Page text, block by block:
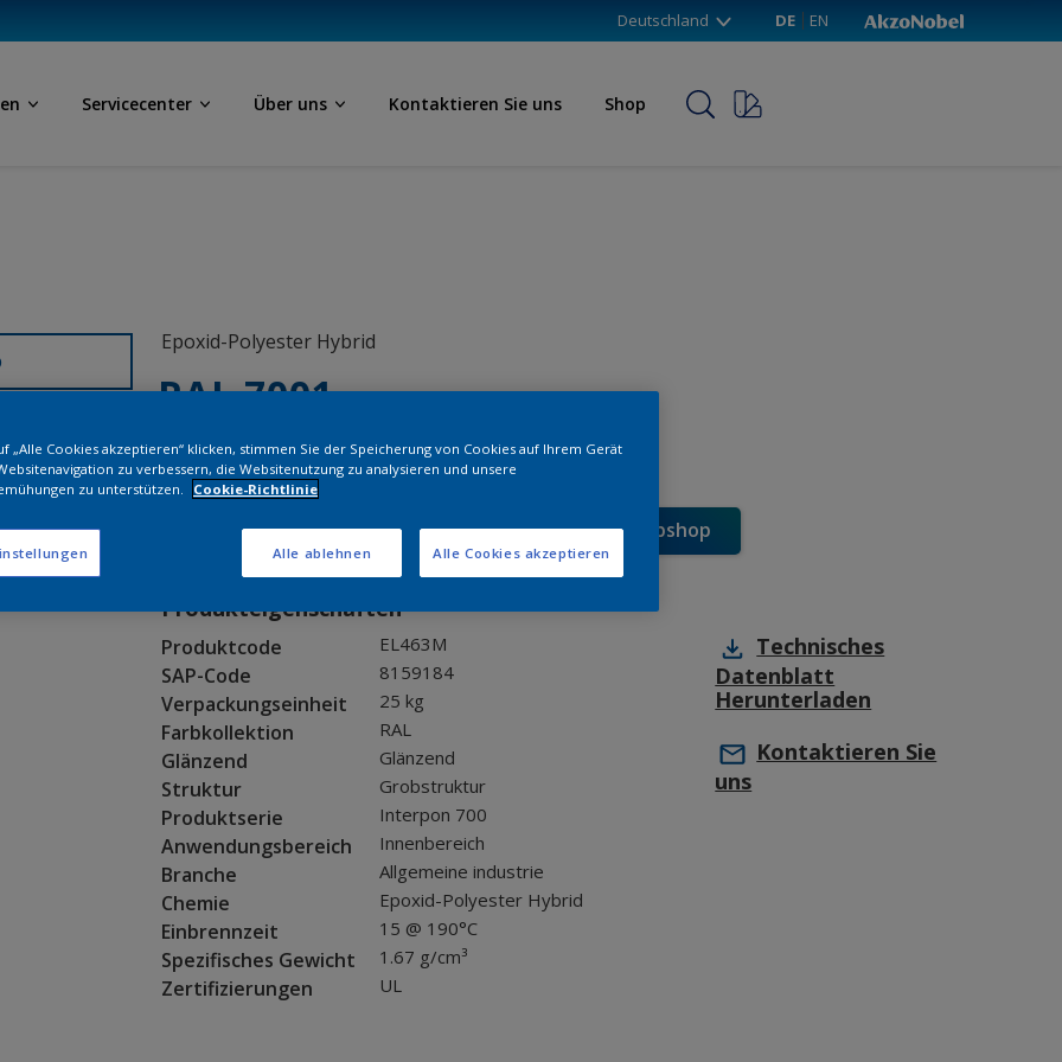
Deutschland DE EN
Servicecenter Über uns Kontaktieren Sie uns Shop
Epoxid-Polyester Hybrid
RAL 7001
EL463M
Muster bestellen Bestellen Sie direkt im Webshop
Produkteigenschaften
Produktcode EL463M
SAP-Code 8159184
Verpackungseinheit 25 kg
Farbkollektion RAL
Glänzend Glänzend
Struktur Grobstruktur
Produktserie Interpon 700
Anwendungsbereich Innenbereich
Branche Allgemeine industrie
Chemie Epoxid-Polyester Hybrid
Einbrennzeit 15 @ 190°C
Spezifisches Gewicht 1.67 g/cm³
Zertifizierungen UL
Technisches
Datenblatt
Herunterladen
Kontaktieren Sie
uns
„Alle Cookies akzeptieren“ klicken, stimmen Sie der Speicherung von Cookies auf Ihrem Gerät
zu verbessern, die Websitenutzung zu analysieren und unsere
zu unterstützen.
Cookie-Richtlinie
Alle ablehnen Alle Cookies akzeptieren